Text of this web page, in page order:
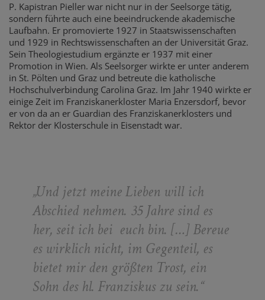
P. Kapistran Pieller war nicht nur in der Seelsorge tätig,
sondern führte auch eine beeindruckende akademische
Laufbahn. Er promovierte 1927 in Staatswissenschaften
und 1929 in Rechtswissenschaften an der Universität Graz.
Sein Theologiestudium ergänzte er 1937 mit einer
Promotion in Wien. Als Seelsorger wirkte er unter anderem
in St. Pölten und Graz und betreute die katholische
Hochschulverbindung Carolina Graz. Im Jahr 1940 wirkte er
einige Zeit im Franziskanerkloster Maria Enzersdorf, bevor
er von da an er Guardian des Franziskanerklosters und
Rektor der Klosterschule in Eisenstadt war.
„Und jetzt meine Lieben will ich
Abschied nehmen. 35 Jahre sind es
her, seit ich bei euch bin. […] Bereue
es wirklich nicht, im Gegenteil, es
bietet mir den größten Trost, ein
Sohn des hl. Franziskus zu sein.“